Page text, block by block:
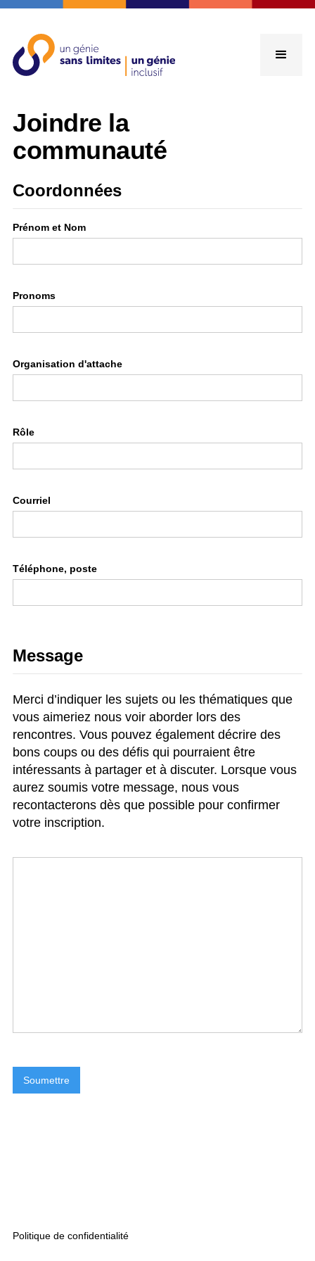
Joindre la
communauté
Coordonnées
Prénom et Nom
Pronoms
Organisation d'attache
Rôle
Courriel
Téléphone, poste
Message
Merci d’indiquer les sujets ou les thématiques que
vous aimeriez nous voir aborder lors des
rencontres. Vous pouvez également décrire des
bons coups ou des défis qui pourraient être
intéressants à partager et à discuter. Lorsque vous
aurez soumis votre message, nous vous
recontacterons dès que possible pour confirmer
votre inscription.
Politique de confidentialité